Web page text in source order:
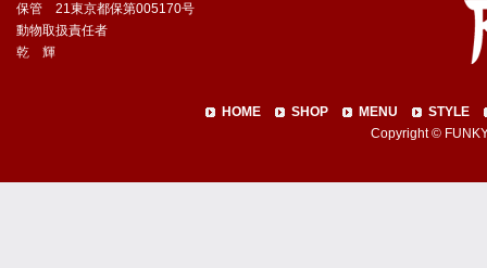
保管 21東京都保第005170号
動物取扱責任者
乾 輝
HOME SHOP MENU
STYLE
Copyright ©